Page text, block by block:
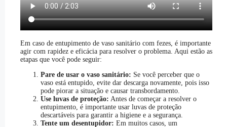
Em caso de entupimento de vaso sanitário com fezes, é importante
agir com rapidez e eficácia para resolver o problema. Aqui estão as
etapas que você pode seguir:
Pare de usar o vaso sanitário: Se você perceber que o
vaso está entupido, evite dar descarga novamente, pois isso
pode piorar a situação e causar transbordamento.
Use luvas de proteção: Antes de começar a resolver o
entupimento, é importante usar luvas de proteção
descartáveis para garantir a higiene e a segurança.
Tente um desentupidor: Em muitos casos, um